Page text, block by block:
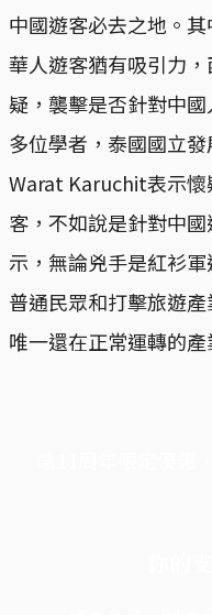
中國遊客必去之地。
華人遊客猶有吸引力
疑，襲擊是否針對中
多位學者，泰國國立
Warat Karuchit表示懷
客，不如說是針對中
示，無論兇手是紅衫
普通民眾和打擊旅遊
唯一還在正常運轉的產